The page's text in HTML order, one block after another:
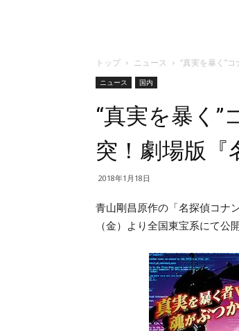
トップ ニュース “真実を暴く”
ニュース 国内
“真実を暴く”
突！劇場版『
2018年1月18日
青山剛昌原作の「名探偵コナ
（金）より全国東宝系にて公